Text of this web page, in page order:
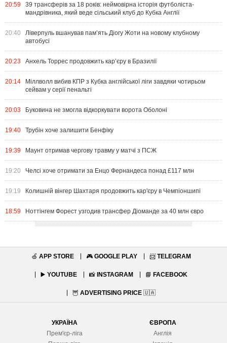
20:59
39 трансферів за 18 років: неймовірна історія футболіста-
мандрівника, який веде сільський клуб до Кубка Англії
20:40
Ліверпуль вшанував пам’ять Діогу Жоти на новому клубному
автобусі
20:23 Анхель Торрес продовжить кар’єру в Бразилії
20:14
Міллволл вибив КПР з Кубка англійської ліги завдяки чотирьом
сейвам у серії пенальті
20:03 Буковина не змогла відкоркувати ворота Оболоні
19:40 Трубін хоче залишити Бенфіку
19:39 Маунт отримав чергову травму у матчі з ПСЖ
19:20 Челсі хоче отримати за Енцо Фернандеса понад £117 млн
19:19 Колишній вінгер Шахтаря продовжить кар'єру в Чемпіоншипі
18:59 Ноттінгем Форест узгодив трансфер Діоманде за 40 млн євро
🍏 APP STORE 🎮 GOOGLE PLAY 📨 TELEGRAM
▶️ YOUTUBE 📸 INSTAGRAM 📘 FACEBOOK
🦉 ADVERTISING PRICE 🇺🇦
УКРАЇНА
Прем'єр-ліга
ЄВРОПА
Англія